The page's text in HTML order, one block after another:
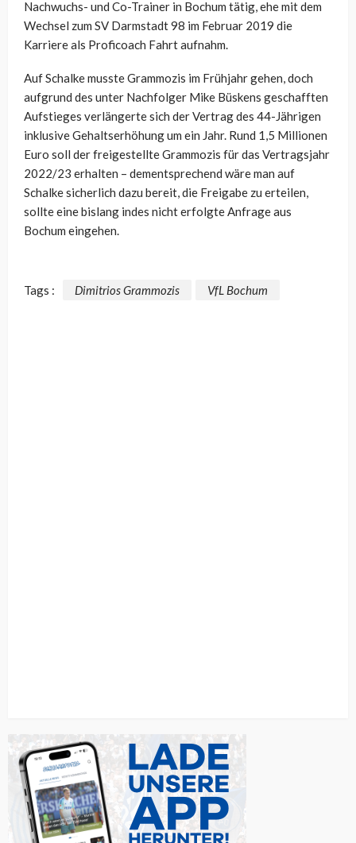
Nachwuchs- und Co-Trainer in Bochum tätig, ehe mit dem
Wechsel zum SV Darmstadt 98 im Februar 2019 die
Karriere als Proficoach Fahrt aufnahm.
Auf Schalke musste Grammozis im Frühjahr gehen, doch
aufgrund des unter Nachfolger Mike Büskens geschafften
Aufstieges verlängerte sich der Vertrag des 44-Jährigen
inklusive Gehaltserhöhung um ein Jahr. Rund 1,5 Millionen
Euro soll der freigestellte Grammozis für das Vertragsjahr
2022/23 erhalten – dementsprechend wäre man auf
Schalke sicherlich dazu bereit, die Freigabe zu erteilen,
sollte eine bislang indes nicht erfolgte Anfrage aus
Bochum eingehen.
Tags : Dimitrios Grammozis VfL Bochum